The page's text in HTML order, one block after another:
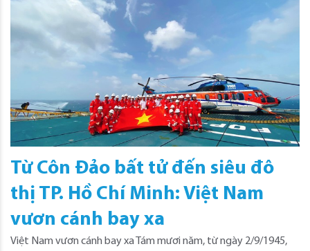
Từ Côn Đảo bất tử đến siêu đô
thị TP. Hồ Chí Minh: Việt Nam
vươn cánh bay xa
Việt Nam vươn cánh bay xa Tám mươi năm, từ ngày 2/9/1945,